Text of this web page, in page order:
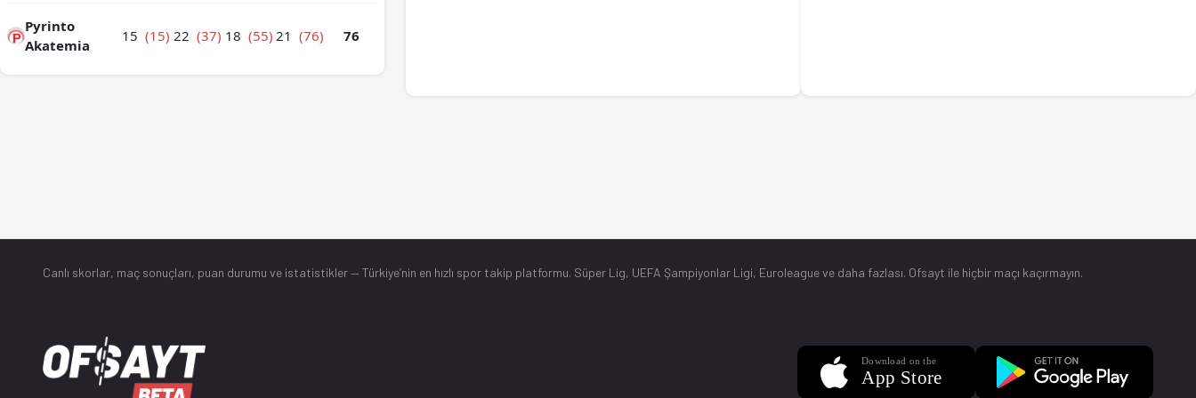
Pyrinto
Akatemia
15 (15) 22 (37) 18 (55) 21 (76) 76
Canlı skorlar, maç sonuçları, puan durumu ve istatistikler — Türkiye’nin en hızlı spor takip platformu. Süper Lig, UEFA Şampiyonlar Ligi, Euroleague ve daha fazlası. Ofsayt ile hiçbir maçı kaçırmayın.